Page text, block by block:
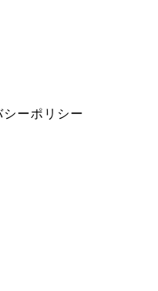
シーポリシー